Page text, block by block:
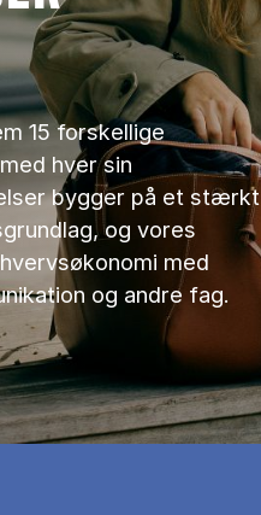
15 forskellige
hver sin
bygger på et stærkt
og vores
med
og andre fag.